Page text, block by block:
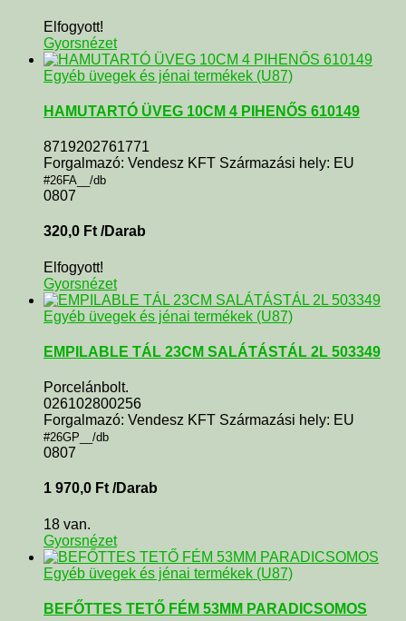
Elfogyott!
Gyorsnézet
Egyéb üvegek és jénai termékek (U87)
HAMUTARTÓ ÜVEG 10CM 4 PIHENŐS 610149
8719202761771
Forgalmazó: Vendesz KFT Származási hely: EU
#26FA__/db
0807
320,0 Ft /Darab
Elfogyott!
Gyorsnézet
Egyéb üvegek és jénai termékek (U87)
EMPILABLE TÁL 23CM SALÁTÁSTÁL 2L 503349
Porcelánbolt.
026102800256
Forgalmazó: Vendesz KFT Származási hely: EU
#26GP__/db
0807
1 970,0 Ft /Darab
18 van.
Gyorsnézet
Egyéb üvegek és jénai termékek (U87)
BEFŐTTES TETŐ FÉM 53MM PARADICSOMOS